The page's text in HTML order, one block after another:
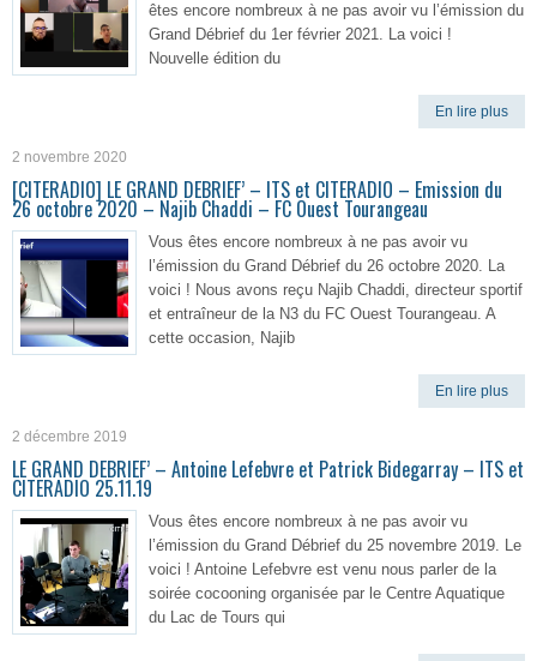
êtes encore nombreux à ne pas avoir vu l’émission du
Grand Débrief du 1er février 2021. La voici !
Nouvelle édition du
En lire plus
2 novembre 2020
[CITERADIO] LE GRAND DEBRIEF’ – ITS et CITERADIO – Emission du
26 octobre 2020 – Najib Chaddi – FC Ouest Tourangeau
Vous êtes encore nombreux à ne pas avoir vu
l’émission du Grand Débrief du 26 octobre 2020. La
voici ! Nous avons reçu Najib Chaddi, directeur sportif
et entraîneur de la N3 du FC Ouest Tourangeau. A
cette occasion, Najib
En lire plus
2 décembre 2019
LE GRAND DEBRIEF’ – Antoine Lefebvre et Patrick Bidegarray – ITS et
CITERADIO 25.11.19
Vous êtes encore nombreux à ne pas avoir vu
l’émission du Grand Débrief du 25 novembre 2019. Le
voici ! Antoine Lefebvre est venu nous parler de la
soirée cocooning organisée par le Centre Aquatique
du Lac de Tours qui